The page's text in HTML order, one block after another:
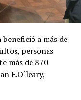
plataforma
documentos y
los trámites.
a más de
personas
más de 870
E.O´leary,